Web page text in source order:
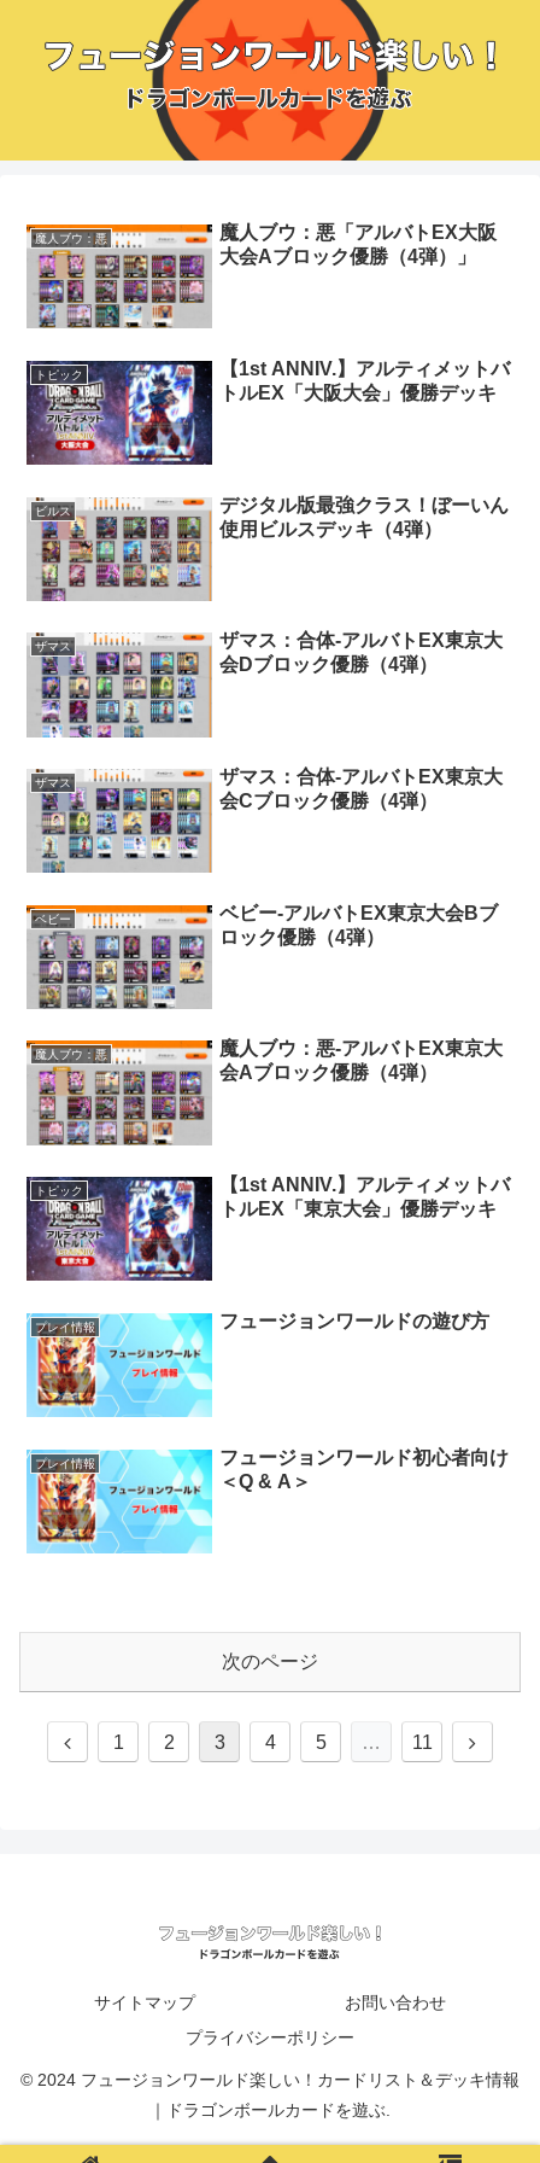
魔人ブウ：悪
魔人ブウ：悪「アルバトEX大阪
大会Aブロック優勝（4弾）」
トピック
【1st ANNIV.】アルティメットバ
トルEX「大阪大会」優勝デッキ
ビルス
デジタル版最強クラス！ぼーいん
使用ビルスデッキ（4弾）
ザマス
ザマス：合体-アルバトEX東京大
会Dブロック優勝（4弾）
ザマス
ザマス：合体-アルバトEX東京大
会Cブロック優勝（4弾）
ベビー
ベビー-アルバトEX東京大会Bブ
ロック優勝（4弾）
魔人ブウ：悪
魔人ブウ：悪-アルバトEX東京大
会Aブロック優勝（4弾）
トピック
【1st ANNIV.】アルティメットバ
トルEX「東京大会」優勝デッキ
プレイ情報 フュージョンワールドの遊び方
プレイ情報
フュージョンワールド初心者向け
＜Q & A＞
次のページ
前
1 2 3 4 5 … 11
次
サイトマップ
お問い合わせ
プライバシーポリシー
© 2024 フュージョンワールド楽しい！カードリスト＆デッキ情報
｜ドラゴンボールカードを遊ぶ.